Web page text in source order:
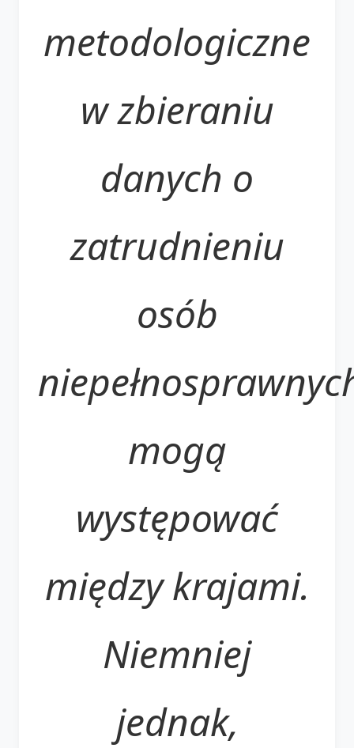
metodologiczne
w zbieraniu
danych o
zatrudnieniu
osób
mogą
występować
między krajami.
Niemniej
jednak,